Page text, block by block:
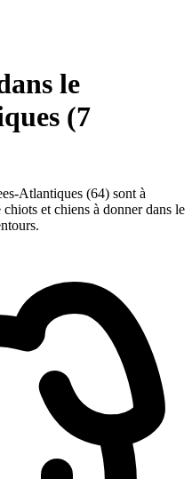
le
(7
Atlantiques (64) sont à
et chiens à donner dans le